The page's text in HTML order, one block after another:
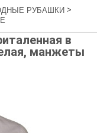
РУБАШКИ >
в
манжеты